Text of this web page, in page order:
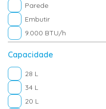
Ventilador de Coluna
Ar Condicionado Split
Parede
Embutir
9.000 BTU/h
Capacidade
28 L
34 L
20 L